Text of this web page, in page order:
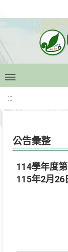
:::
公告彙整
114學年度
115年2月26